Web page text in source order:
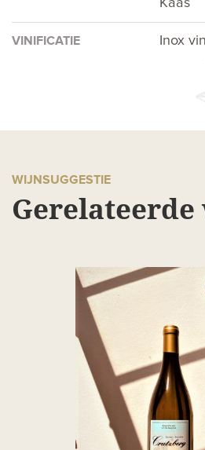
Kaas
VINIFICATIE Inox
WIJNSUGGESTIE